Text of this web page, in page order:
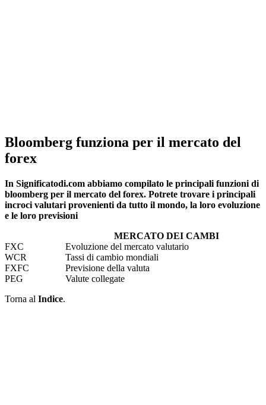
Bloomberg funziona per il mercato del
forex
In Significatodi.com abbiamo compilato le principali funzioni di
bloomberg per il mercato del forex. Potrete trovare i principali
incroci valutari provenienti da tutto il mondo, la loro evoluzione
e le loro previsioni
MERCATO DEI CAMBI
FXC
Evoluzione del mercato valutario
WCR
Tassi di cambio mondiali
FXFC
Previsione della valuta
PEG
Valute collegate
Torna al Indice.